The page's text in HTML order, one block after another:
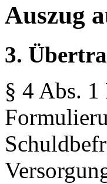
Auszug
3.
§ 4 Abs.